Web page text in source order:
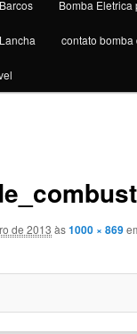
Bomba Eletrica
contato bomba
de 2013 às1000 × 869